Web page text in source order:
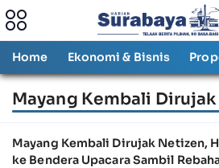
Home Ekonomi & Bisnis
Mayang Kembali
Mayang Kembali Dirujak Netizen,
ke Bendera Upacara Sambil